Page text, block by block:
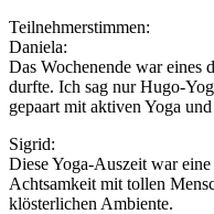
Teilnehmerstimmen:
Daniela:
Das Wochenende war eines
durfte. Ich sag nur Hugo-
gepaart mit aktiven Yoga
Sigrid:
Diese Yoga-Auszeit war
Achtsamkeit mit tollen
klösterlichen Ambiente.